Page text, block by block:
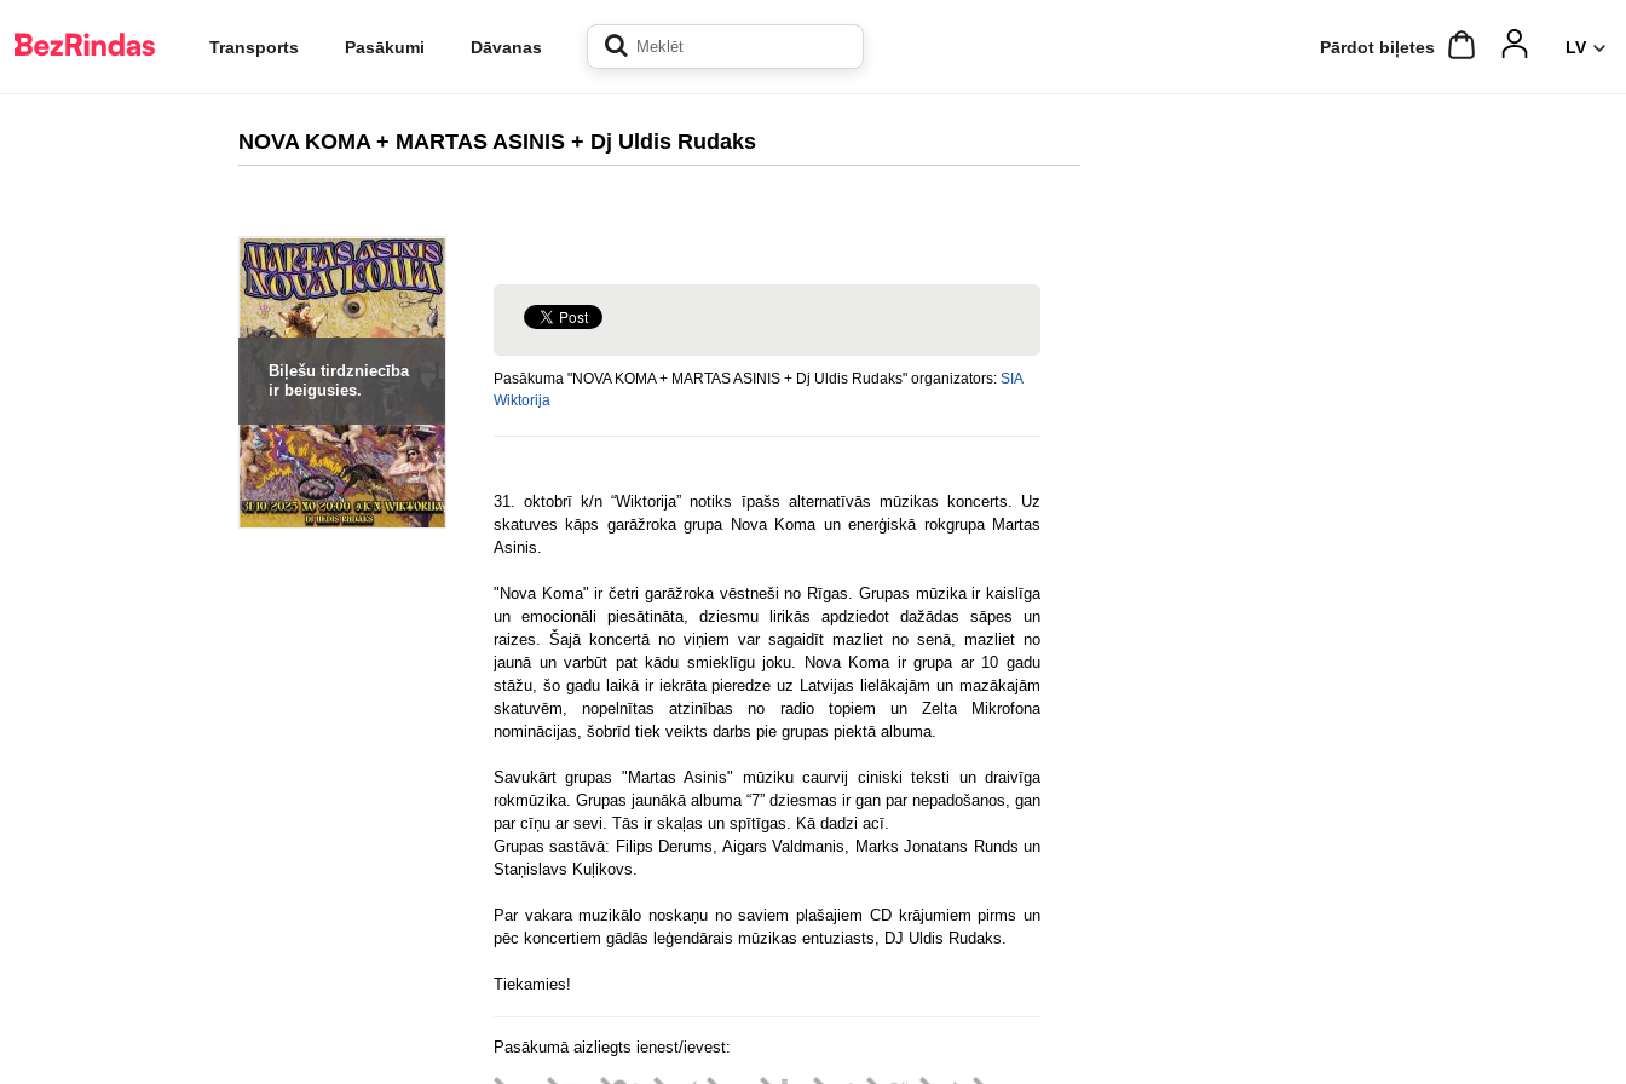
Transports Pasākumi Dāvanas Pārdot biļetes
NOVA KOMA + MARTAS ASINIS + Dj Uldis Rudaks
Biļešu tirdzniecība
ir beigusies.
Pasākuma "NOVA KOMA + MARTAS ASINIS + Dj Uldis Rudaks" organizators: SIA
Wiktorija
31. oktobrī k/n “Wiktorija” notiks īpašs alternatīvās mūzikas koncerts. Uz
skatuves kāps garāžroka grupa Nova Koma un enerģiskā rokgrupa Martas
Asinis.
"Nova Koma" ir četri garāžroka vēstneši no Rīgas. Grupas mūzika ir kaislīga
un emocionāli piesātināta, dziesmu lirikās apdziedot dažādas sāpes un
raizes. Šajā koncertā no viņiem var sagaidīt mazliet no senā, mazliet no
jaunā un varbūt pat kādu smieklīgu joku. Nova Koma ir grupa ar 10 gadu
stāžu, šo gadu laikā ir iekrāta pieredze uz Latvijas lielākajām un mazākajām
skatuvēm, nopelnītas atzinības no radio topiem un Zelta Mikrofona
nominācijas, šobrīd tiek veikts darbs pie grupas piektā albuma.
Savukārt grupas "Martas Asinis" mūziku caurvij ciniski teksti un draivīga
rokmūzika. Grupas jaunākā albuma “7” dziesmas ir gan par nepadošanos, gan
par cīņu ar sevi. Tās ir skaļas un spītīgas. Kā dadzi acī.
Grupas sastāvā: Filips Derums, Aigars Valdmanis, Marks Jonatans Runds un
Staņislavs Kuļikovs.
Par vakara muzikālo noskaņu no saviem plašajiem CD krājumiem pirms un
pēc koncertiem gādās leģendārais mūzikas entuziasts, DJ Uldis Rudaks.
Tiekamies!
Pasākumā aizliegts ienest/ievest: